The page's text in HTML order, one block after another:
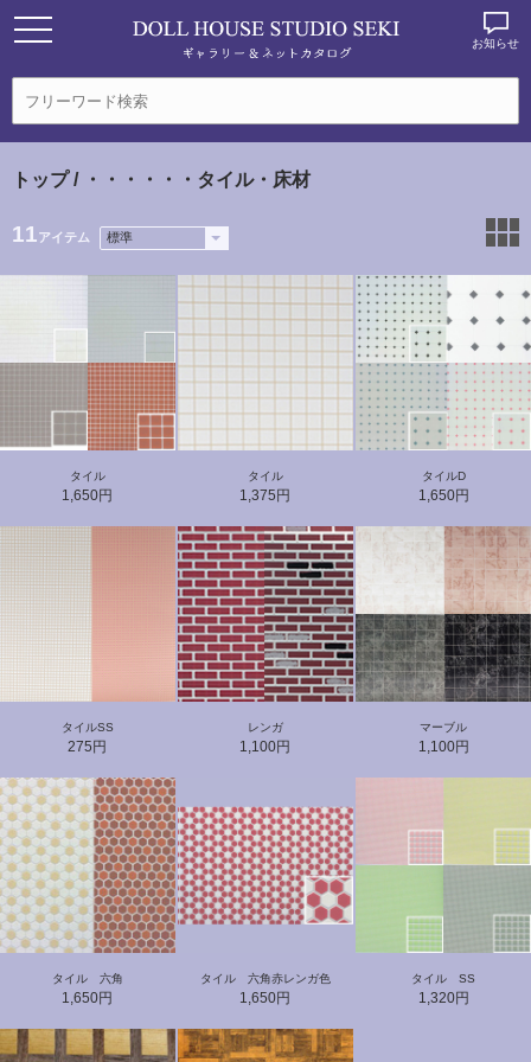
お知らせ
トップ/ ・・・・・・タイル・床材
11アイテム
タイル
1,650円
タイル
1,375円
タイルD
1,650円
タイルSS
275円
レンガ
1,100円
マーブル
1,100円
タイル 六角
1,650円
タイル 六角赤レンガ色
1,650円
タイル SS
1,320円